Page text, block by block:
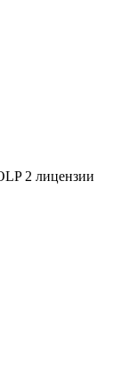
2 лицензии